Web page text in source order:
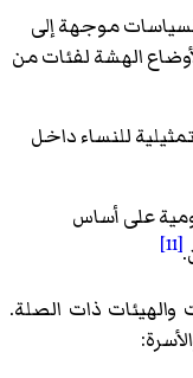
موجهة إلى
الهشة لفئات من
للنساء داخل
على أساس
[11]
ذات الصلة.